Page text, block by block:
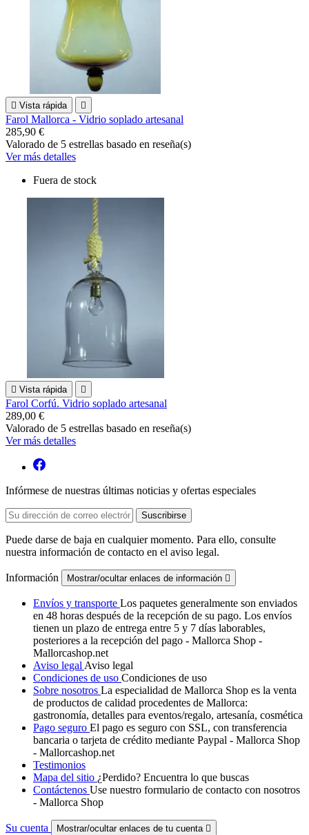
 Vista rápida 
Farol Mallorca - Vidrio soplado artesanal
285,90 €
Valorado de 5 estrellas basado en reseña(s)
Ver más detalles
Fuera de stock
 Vista rápida 
Farol Corfú. Vidrio soplado artesanal
289,00 €
Valorado de 5 estrellas basado en reseña(s)
Ver más detalles
Infórmese de nuestras últimas noticias y ofertas especiales
Puede darse de baja en cualquier momento. Para ello, consulte
nuestra información de contacto en el aviso legal.
Información Mostrar/ocultar enlaces de información 
Envíos y transporte Los paquetes generalmente son enviados
en 48 horas después de la recepción de su pago. Los envíos
tienen un plazo de entrega entre 5 y 7 días laborables,
posteriores a la recepción del pago - Mallorca Shop -
Mallorcashop.net
Aviso legal Aviso legal
Condiciones de uso Condiciones de uso
Sobre nosotros La especialidad de Mallorca Shop es la venta
de productos de calidad procedentes de Mallorca:
gastronomía, detalles para eventos/regalo, artesanía, cosmética
Pago seguro El pago es seguro con SSL, con transferencia
bancaria o tarjeta de crédito mediante Paypal - Mallorca Shop
- Mallorcashop.net
Testimonios
Mapa del sitio ¿Perdido? Encuentra lo que buscas
Contáctenos Use nuestro formulario de contacto con nosotros
- Mallorca Shop
Su cuenta Mostrar/ocultar enlaces de tu cuenta 